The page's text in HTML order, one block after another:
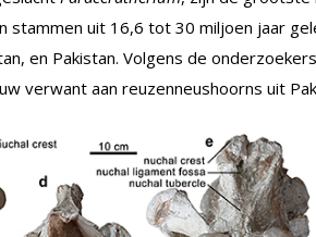
uit 16,6 tot 30 miljoen jaar
en Pakistan. Volgens de
verwant aan reuzenneushoorns uit